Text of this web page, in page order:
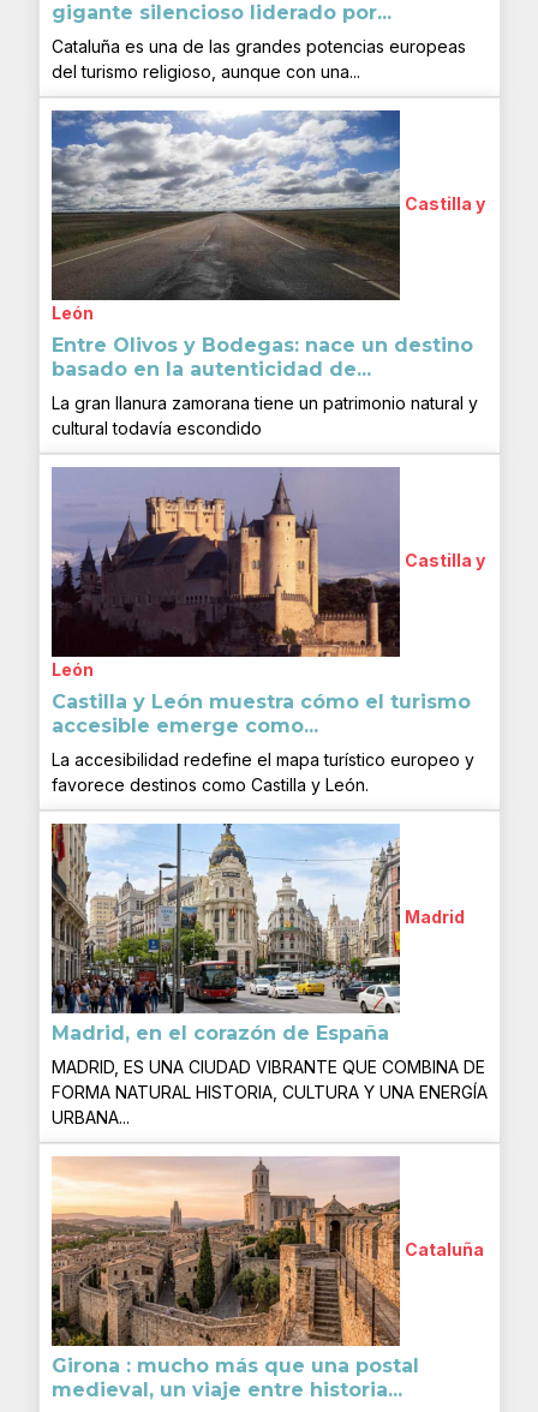
gigante silencioso liderado por...
Cataluña es una de las grandes potencias europeas
del turismo religioso, aunque con una...
Castilla y
León
Entre Olivos y Bodegas: nace un destino
basado en la autenticidad de...
La gran llanura zamorana tiene un patrimonio natural y
cultural todavía escondido
Castilla y
León
Castilla y León muestra cómo el turismo
accesible emerge como...
La accesibilidad redefine el mapa turístico europeo y
favorece destinos como Castilla y León.
Madrid
Madrid, en el corazón de España
MADRID, ES UNA CIUDAD VIBRANTE QUE COMBINA DE
FORMA NATURAL HISTORIA, CULTURA Y UNA ENERGÍA
URBANA...
Cataluña
Girona : mucho más que una postal
medieval, un viaje entre historia...